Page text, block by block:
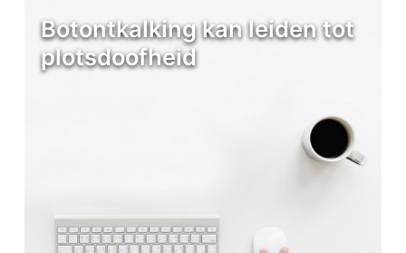
Botontkalking kan leiden tot
plotsdoofheid